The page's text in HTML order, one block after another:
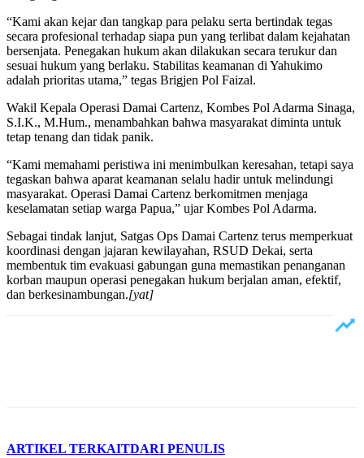
“Kami akan kejar dan tangkap para pelaku serta bertindak tegas
secara profesional terhadap siapa pun yang terlibat dalam kejahatan
bersenjata. Penegakan hukum akan dilakukan secara terukur dan
sesuai hukum yang berlaku. Stabilitas keamanan di Yahukimo
adalah prioritas utama,” tegas Brigjen Pol Faizal.
Wakil Kepala Operasi Damai Cartenz, Kombes Pol Adarma Sinaga,
S.I.K., M.Hum., menambahkan bahwa masyarakat diminta untuk
tetap tenang dan tidak panik.
“Kami memahami peristiwa ini menimbulkan keresahan, tetapi saya
tegaskan bahwa aparat keamanan selalu hadir untuk melindungi
masyarakat. Operasi Damai Cartenz berkomitmen menjaga
keselamatan setiap warga Papua,” ujar Kombes Pol Adarma.
Sebagai tindak lanjut, Satgas Ops Damai Cartenz terus memperkuat
koordinasi dengan jajaran kewilayahan, RSUD Dekai, serta
membentuk tim evakuasi gabungan guna memastikan penanganan
korban maupun operasi penegakan hukum berjalan aman, efektif,
dan berkesinambungan.[yat]
ARTIKEL TERKAITDARI PENULIS